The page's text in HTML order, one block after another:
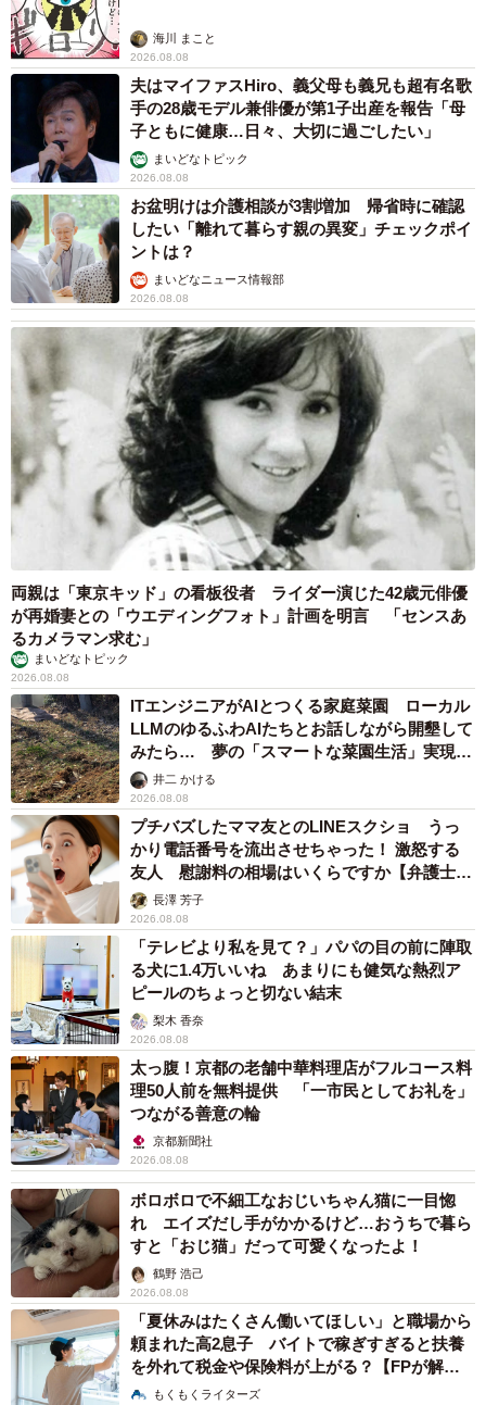
ピースはまだ未完成（提供：@maikoneneさん）
TikTok（ @maikonene ）では、4歳のお姉ちゃんと2歳の
双子くんたち、仲良し3きょうだいのにぎやかで楽しい日常
や愛らしい成長記録を見ることができます。
海川 まこと
2026.08.08
夫はマイファスHiro、義父母も義兄も超有名歌
手の28歳モデル兼俳優が第1子出産を報告「母
子ともに健康…日々、大切に過ごしたい」
まいどなトピック
2026.08.08
お盆明けは介護相談が3割増加 帰省時に確認
したい「離れて暮らす親の異変」チェックポイ
ントは？
まいどなニュース情報部
2026.08.08
両親は「東京キッド」の看板役者 ライダー演じた42歳元俳優
が再婚妻との「ウエディングフォト」計画を明言 「センスあ
るカメラマン求む」
まいどなトピック
2026.08.08
ITエンジニアがAIとつくる家庭菜園 ローカル
LLMのゆるふわAIたちとお話しながら開墾して
みたら… 夢の「スマートな菜園生活」実現な
るか井二 かける
2026.08.08
プチバズしたママ友とのLINEスクショ うっ
かり電話番号を流出させちゃった！ 激怒する
友人 慰謝料の相場はいくらですか【弁護士が
解説】長澤 芳子
2026.08.08
「テレビより私を見て？」パパの目の前に陣取
る犬に1.4万いいね あまりにも健気な熱烈ア
ピールのちょっと切ない結末
梨木 香奈
2026.08.08
太っ腹！京都の老舗中華料理店がフルコース料
理50人前を無料提供 「一市民としてお礼を」
つながる善意の輪
京都新聞社
2026.08.08
ボロボロで不細工なおじいちゃん猫に一目惚
れ エイズだし手がかかるけど…おうちで暮ら
すと「おじ猫」だって可愛くなったよ！
鶴野 浩己
2026.08.08
「夏休みはたくさん働いてほしい」と職場から
頼まれた高2息子 バイトで稼ぎすぎると扶養
を外れて税金や保険料が上がる？【FPが解
説】もくもくライターズ